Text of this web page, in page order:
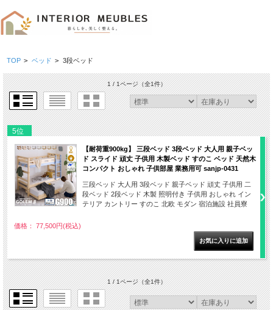
TOP > ベッド > 3段ベッド
1 / 1ページ（全1件）
5位
【耐荷重900kg】 三段ベッド 3段ベッド 大人用 親子ベッ
ド スライド 頑丈 子供用 木製ベッド すのこ ベッド 天然木
コンパクト おしゃれ 子供部屋 業務用可 sanjp-0431
三段ベッド 大人用 3段ベッド 親子ベッド 頑丈 子供用 二
段ベッド 2段ベッド 木製 照明付き 子供用 おしゃれ イン
テリア カントリー すのこ 北欧 モダン 宿泊施設 社員寮
価格： 77,500円(税込)
1 / 1ページ（全1件）